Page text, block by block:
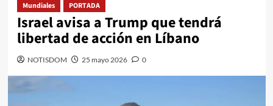
Mundiales PORTADA
Israel avisa a Trump que tendrá
libertad de acción en Líbano
NOTISDOM 25 mayo 2026 0